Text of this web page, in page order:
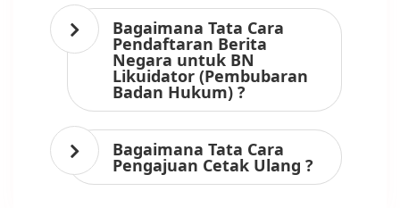
Bagaimana Tata Cara
Pendaftaran Berita
Negara untuk BN
Likuidator (Pembubaran
Badan Hukum) ?
Bagaimana Tata Cara
Pengajuan Cetak Ulang ?